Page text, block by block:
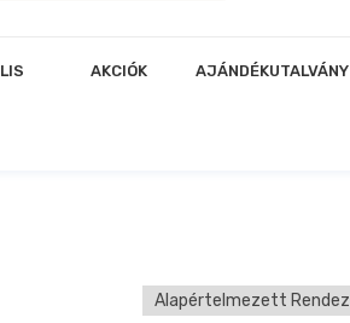
AKCIÓK AJÁNDÉKUTALVÁNY